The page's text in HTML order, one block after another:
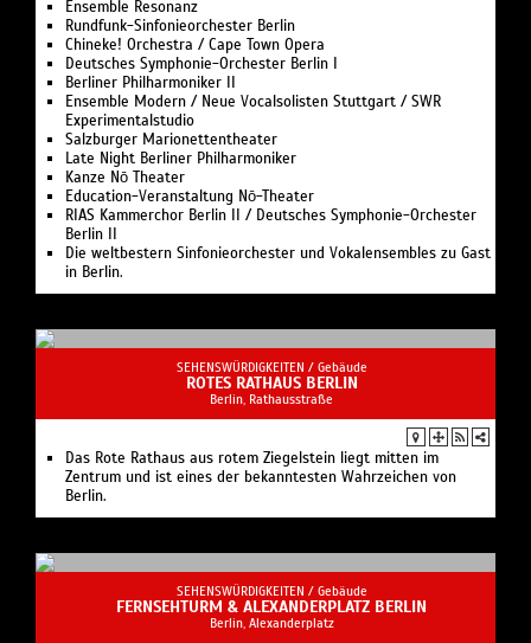
Ensemble Resonanz
Rundfunk-Sinfonieorchester Berlin
Chineke! Orchestra / Cape Town Opera
Deutsches Symphonie-Orchester Berlin I
Berliner Philharmoniker II
Ensemble Modern / Neue Vocalsolisten Stuttgart / SWR
Experimentalstudio
Salzburger Marionettentheater
Late Night Berliner Philharmoniker
Kanze Nō Theater
Education-Veranstaltung Nō-Theater
RIAS Kammerchor Berlin II / Deutsches Symphonie-Orchester
Berlin II
Die weltbestern Sinfonieorchester und Vokalensembles zu Gast
in Berlin.
SEHENSWÜRDIGKEITEN / Gebäude
ROTES RATHAUS BERLIN
Berlin, Rathausstraße
Das Rote Rathaus aus rotem Ziegelstein liegt mitten im
Zentrum und ist eines der bekanntesten Wahrzeichen von
Berlin.
SEHENSWÜRDIGKEITEN / Gebäude
FERNSEHTURM & ALEXANDERPLATZ BERLIN
Berlin, Alexanderplatz